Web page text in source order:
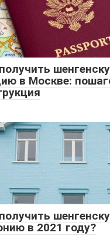
в Москве:
в 2021 году?